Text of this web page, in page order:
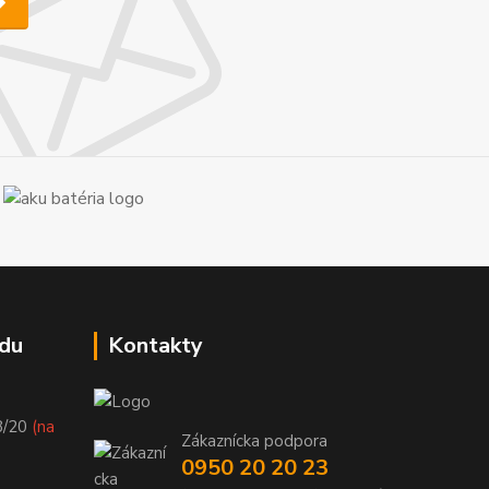
20 (na
Kontakty
Zákaznícka podpora
0950 20 20 23